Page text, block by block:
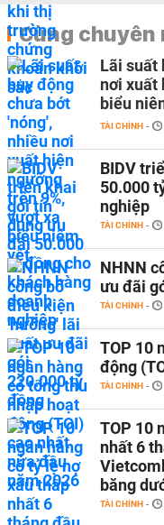
Cùng chuyên
Lãi suất
nơi xuất
biểu
TÀI CHÍNH -
BIDV
50.000
nghiệp
TÀI CHÍNH -
NHNN
ưu đãi
TÀI CHÍNH -
TOP 10
động
TÀI CHÍNH -
TOP 10
nhất 6
băng
TÀI CHÍNH -